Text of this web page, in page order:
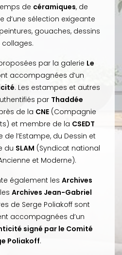
de céramiques, de
d’une sélection exigeante
gouaches, dessins
collages.
par la galerie Le
accompagnées d’un
. Les estampes et autres
par Thaddée
de la CNE(Compagnie
et membre de la CSEDT
l’Estampe, du Dessin et
du SLAM (Syndicat national
et Moderne).
également les Archives
Archives Jean-Gabriel
de Serge Poliakoff sont
accompagnées d’un
signé par le Comité
Poliakoff.